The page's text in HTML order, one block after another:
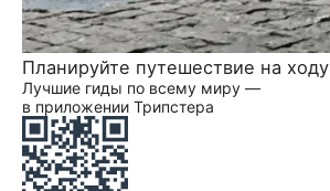
Планируйте путешествие на ходу
Лучшие гиды по всему миру —
в приложении Трипстера